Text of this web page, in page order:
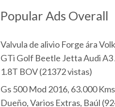
Popular Ads Overall
Valvula de alivio Forge ára
GTi Golf Beetle Jetta Audi A3
1.8T BOV(21372 vistas)
Gs 500 Mod 2016, 63.000
Dueño, Varios Extras, Baúl